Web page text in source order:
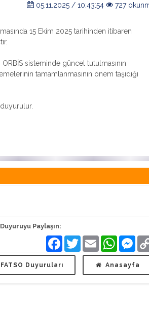
05.11.2025 / 10:43:54 727
15 Ekim 2025 tarihinden itibaren
sisteminde güncel tutulmasının
tamamlanmasının önem taşıdığı
Paylaşın:
FacebookTwitterEmail
Duyuruları Anasayfa